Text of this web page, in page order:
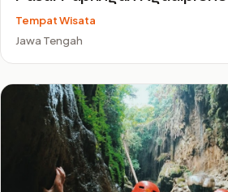
Tempat Wisata
Jawa Tengah